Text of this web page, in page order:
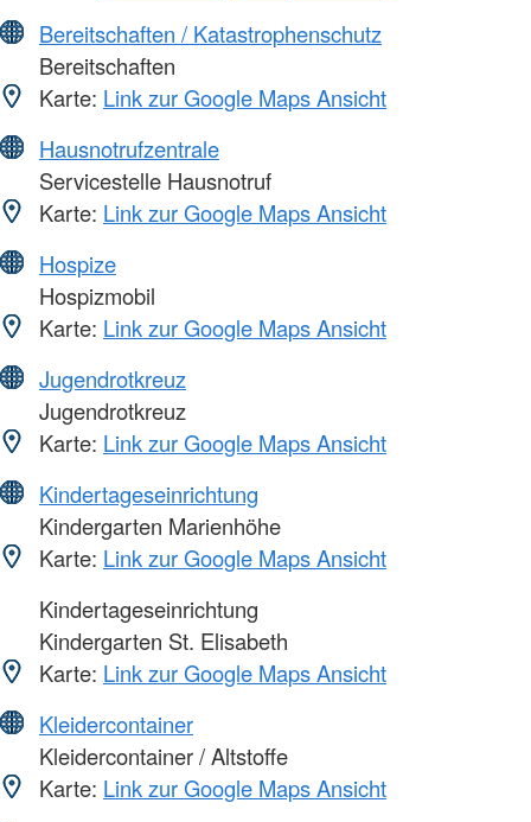
Bereitschaften / Katastrophenschutz
Bereitschaften
Karte: Link zur Google Maps Ansicht
Hausnotrufzentrale
Servicestelle Hausnotruf
Karte: Link zur Google Maps Ansicht
Hospize
Hospizmobil
Karte: Link zur Google Maps Ansicht
Jugendrotkreuz
Jugendrotkreuz
Karte: Link zur Google Maps Ansicht
Kindertageseinrichtung
Kindergarten Marienhöhe
Karte: Link zur Google Maps Ansicht
Kindertageseinrichtung
Kindergarten St. Elisabeth
Karte: Link zur Google Maps Ansicht
Kleidercontainer
Kleidercontainer / Altstoffe
Karte: Link zur Google Maps Ansicht